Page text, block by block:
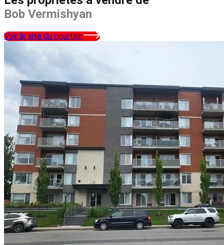
Bob Vermishyan
Voir le site du courtier